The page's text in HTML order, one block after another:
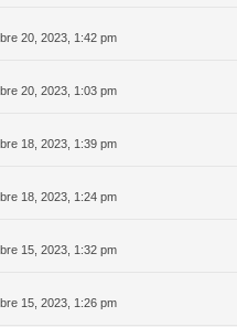
20, 2023, 1:42 pm
20, 2023, 1:03 pm
18, 2023, 1:39 pm
18, 2023, 1:24 pm
15, 2023, 1:32 pm
15, 2023, 1:26 pm